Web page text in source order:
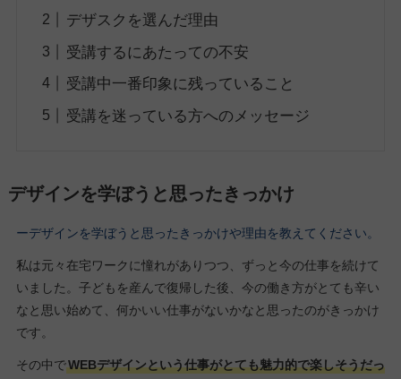
デザスクを選んだ理由
受講するにあたっての不安
受講中一番印象に残っていること
受講を迷っている方へのメッセージ
デザインを学ぼうと思ったきっかけ
ーデザインを学ぼうと思ったきっかけや理由を教えてください。
私は元々在宅ワークに憧れがありつつ、ずっと今の仕事を続けて
いました。子どもを産んで復帰した後、今の働き方がとても辛い
なと思い始めて、何かいい仕事がないかなと思ったのがきっかけ
です。
その中でWEBデザインという仕事がとても魅力的で楽しそうだっ